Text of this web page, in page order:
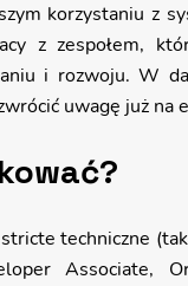
korzystaniu z
z zespołem,
i rozwoju. W
uwagę już na
techniczne
Associate,